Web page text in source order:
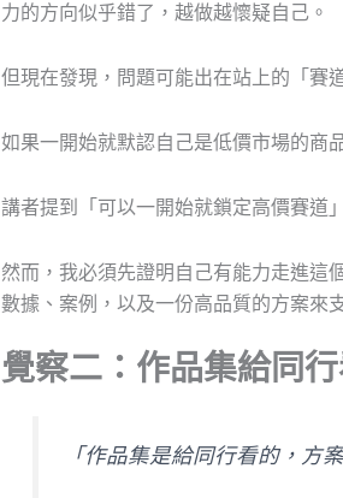
力的方向似乎錯了，越做越懷疑自己。
但現在發現，問題可能出在站上的「賽
如果一開始就默認自己是低價市場的商
講者提到「可以一開始就鎖定高價賽道
然而，我必須先證明自己有能力走進這
數據、案例，以及一份高品質的方案來
覺察二：作品集給同
「作品集是給同行看的，方